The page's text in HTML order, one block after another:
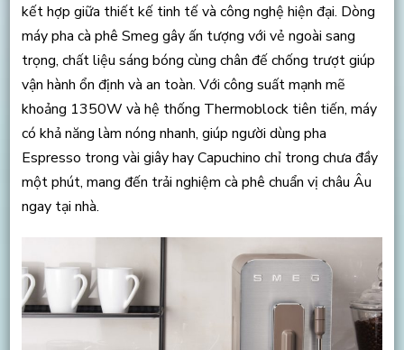
kết hợp giữa thiết kế tinh tế và công nghệ hiện đại. Dòng
máy pha cà phê Smeg gây ấn tượng với vẻ ngoài sang
trọng, chất liệu sáng bóng cùng chân đế chống trượt giúp
vận hành ổn định và an toàn. Với công suất mạnh mẽ
khoảng 1350W và hệ thống Thermoblock tiên tiến, máy
có khả năng làm nóng nhanh, giúp người dùng pha
Espresso trong vài giây hay Capuchino chỉ trong chưa đầy
một phút, mang đến trải nghiệm cà phê chuẩn vị châu Âu
ngay tại nhà.